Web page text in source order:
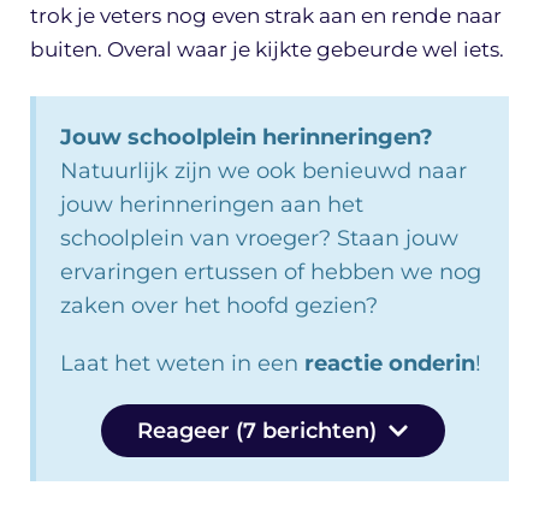
trok je veters nog even strak aan en rende naar
buiten. Overal waar je kijkte gebeurde wel iets.
Jouw schoolplein herinneringen?
Natuurlijk zijn we ook benieuwd naar
jouw herinneringen aan het
schoolplein van vroeger? Staan jouw
ervaringen ertussen of hebben we nog
zaken over het hoofd gezien?
Laat het weten in een reactie onderin!
Reageer (7 berichten)